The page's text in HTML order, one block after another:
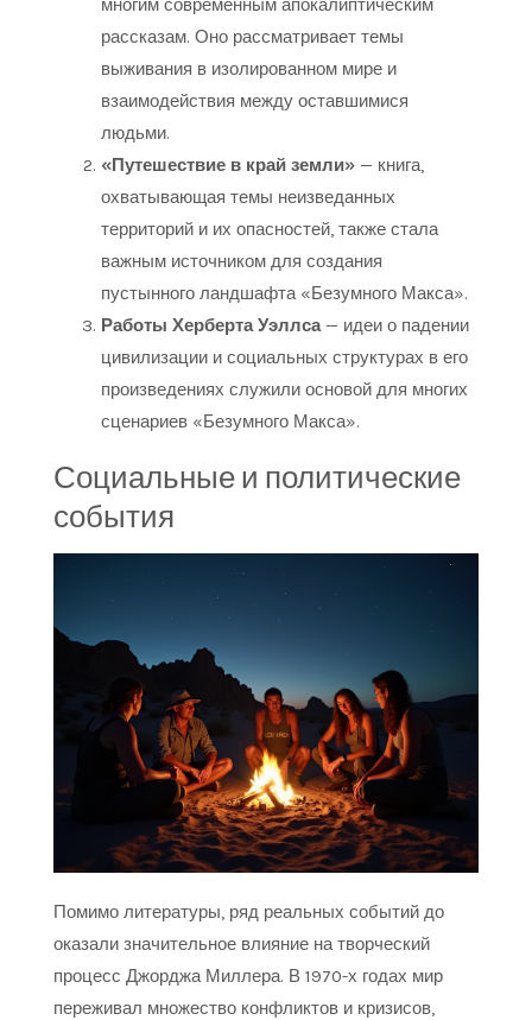
многим современным апокалиптическим
рассказам. Оно рассматривает темы
выживания в изолированном мире и
взаимодействия между оставшимися
людьми.
«Путешествие в край земли» — книга,
охватывающая темы неизведанных
территорий и их опасностей, также стала
важным источником для создания
пустынного ландшафта «Безумного Макса».
Работы Херберта Уэллса— идеи о падении
цивилизации и социальных структурах в его
произведениях служили основой для многих
сценариев «Безумного Макса».
Социальные и политические
события
Помимо литературы, ряд реальных событий до
оказали значительное влияние на творческий
процесс Джорджа Миллера. В 1970-х годах мир
переживал множество конфликтов и кризисов,